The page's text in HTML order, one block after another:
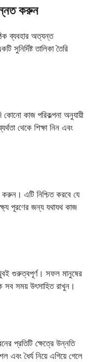
করুন
ব্যবহার অত্যন্ত
তালিকা তৈরি
কাজ পরিকল্পনা অনুযায়ী
থেকে শিক্ষা নিন এবং
এটি নিশ্চিত করবে যে
পূরণের জন্য যথাযথ কাজ
গুরুত্বপূর্ণ। সফল মানুষের
সব সময় উৎসাহিত রাখুন।
প্রতিটি ক্ষেত্রে উন্নতি
ধৈর্য নিয়ে এগিয়ে গেলে